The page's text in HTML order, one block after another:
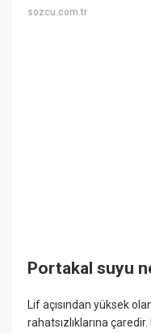
sozcu.com.tr
Portakal suyu
Lif açısından yüksek
rahatsızlıklarına